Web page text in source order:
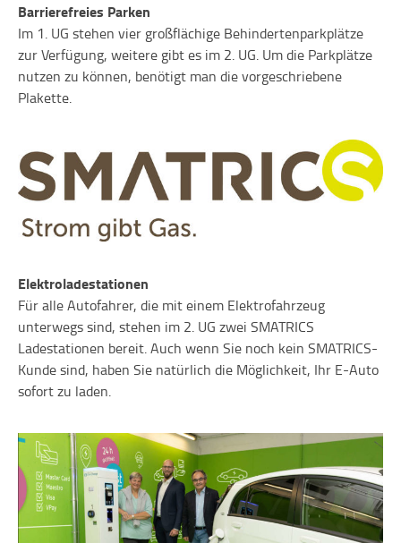
Barrierefreies Parken
Im 1. UG stehen vier großflächige Behindertenparkplätze
zur Verfügung, weitere gibt es im 2. UG. Um die Parkplätze
nutzen zu können, benötigt man die vorgeschriebene
Plakette.
Elektroladestationen
Für alle Autofahrer, die mit einem Elektrofahrzeug
unterwegs sind, stehen im 2. UG zwei SMATRICS
Ladestationen bereit. Auch wenn Sie noch kein SMATRICS-
Kunde sind, haben Sie natürlich die Möglichkeit, Ihr E-Auto
sofort zu laden.